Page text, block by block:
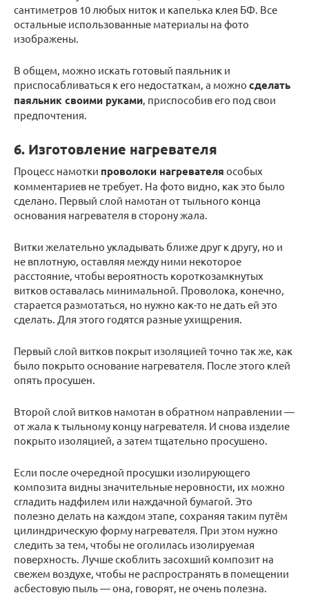
сантиметров 10 любых ниток и капелька клея БФ. Все
остальные использованные материалы на фото
изображены.
В общем, можно искать готовый паяльник и
приспосабливаться к его недостаткам, а можно сделать
паяльник своими руками , приспособив его под свои
предпочтения.
6. Изготовление нагревателя
Процесс намотки проволоки нагревателя особых
комментариев не требует. На фото видно, как это было
сделано. Первый слой намотан от тыльного конца
основания нагревателя в сторону жала.
Витки желательно укладывать ближе друг к другу, но и
не вплотную, оставляя между ними некоторое
расстояние, чтобы вероятность короткозамкнутых
витков оставалась минимальной. Проволока, конечно,
старается размотаться, но нужно как-то не дать ей это
сделать. Для этого годятся разные ухищрения.
Первый слой витков покрыт изоляцией точно так же, как
было покрыто основание нагревателя. После этого клей
опять просушен.
Второй слой витков намотан в обратном направлении —
от жала к тыльному концу нагревателя. И снова изделие
покрыто изоляцией, а затем тщательно просушено.
Если после очередной просушки изолирующего
композита видны значительные неровности, их можно
сгладить надфилем или наждачной бумагой. Это
полезно делать на каждом этапе, сохраняя таким путём
цилиндрическую форму нагревателя. При этом нужно
следить за тем, чтобы не оголилась изолируемая
поверхность. Лучше скоблить засохший композит на
свежем воздухе, чтобы не распространять в помещении
асбестовую пыль — она, говорят, не очень полезна.